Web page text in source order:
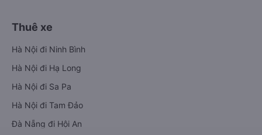
Thuê xe
Hà Nội đi Ninh Bình
Hà Nội đi Hạ Long
Hà Nội đi Sa Pa
Hà Nội đi Tam Đảo
Đà Nẵng đi Hội An